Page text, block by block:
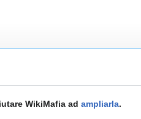
WikiMafia ad ampliarla.